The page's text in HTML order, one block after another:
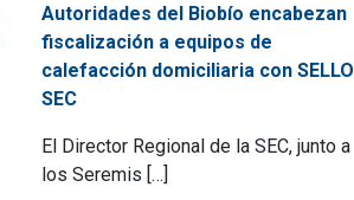
Autoridades del Biobío encabezan
fiscalización a equipos de
calefacción domiciliaria con SELLO
SEC
El Director Regional de la SEC, junto a
los Seremis […]